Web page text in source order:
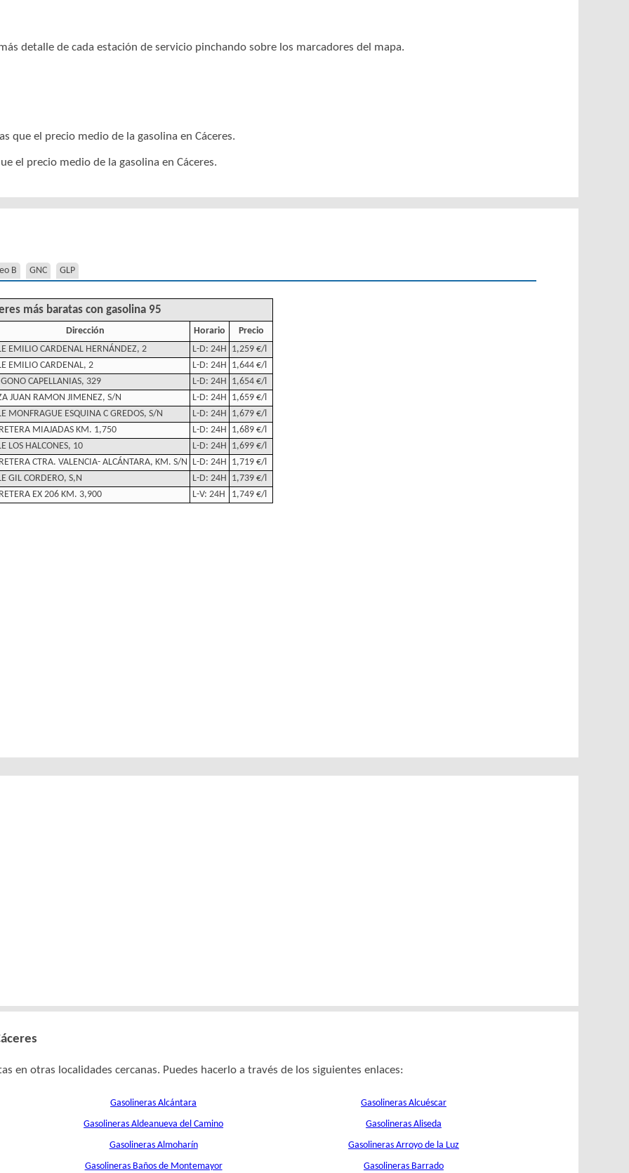
detalle de cada estación de servicio pinchando sobre los marcadores del mapa.
que el precio medio de la gasolina en Cáceres.
el precio medio de la gasolina en Cáceres.
B GNC GLP
más baratas con gasolina 95
Dirección Horario
Precio
EMILIO CARDENAL HERNÁNDEZ, 2
L-D: 24H 1,259 €/l
EMILIO CARDENAL, 2
L-D: 24H 1,644 €/l
CAPELLANIAS, 329
L-D: 24H 1,654 €/l
JUAN RAMON JIMENEZ, S/N
L-D: 24H 1,659 €/l
MONFRAGUE ESQUINA C GREDOS, S/N
L-D: 24H 1,679 €/l
MIAJADAS KM. 1,750
L-D: 24H 1,689 €/l
LOS HALCONES, 10
L-D: 24H 1,699 €/l
CTRA. VALENCIA- ALCÁNTARA, KM. S/N L-D: 24H 1,719 €/l
GIL CORDERO, S,N
L-D: 24H 1,739 €/l
EX 206 KM. 3,900
L-V: 24H 1,749 €/l
en otras localidades cercanas. Puedes hacerlo a través de los siguientes enlaces:
Gasolineras Alcántara Gasolineras Alcuéscar
Gasolineras Aldeanueva del Camino Gasolineras Aliseda
Gasolineras Almoharín Gasolineras Arroyo de la Luz
Gasolineras Baños de Montemayor Gasolineras Barrado